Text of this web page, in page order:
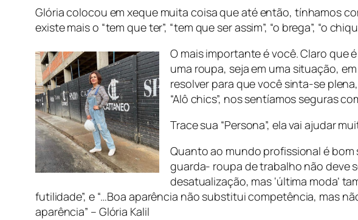
Glória colocou em xeque muita coisa que até então, tínhamos
existe mais o “tem que ter”, “tem que ser assim”, “o brega”, “o
O mais importante é você. Claro
uma roupa, seja em uma situação,
resolver para que você sinta-se
“Alô chics”, nos sentíamos seguras
Trace sua “Persona”, ela vai ajudar
Quanto ao mundo profissional é bom
guarda- roupa de trabalho não deve
desatualização, mas ‘última moda’
futilidade”, e “…Boa aparência não substitui competência, mas
aparência” – Glória Kalil